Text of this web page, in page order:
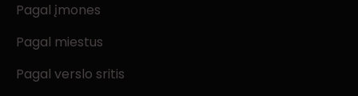
Pagal įmones
Pagal miestus
Pagal verslo sritis